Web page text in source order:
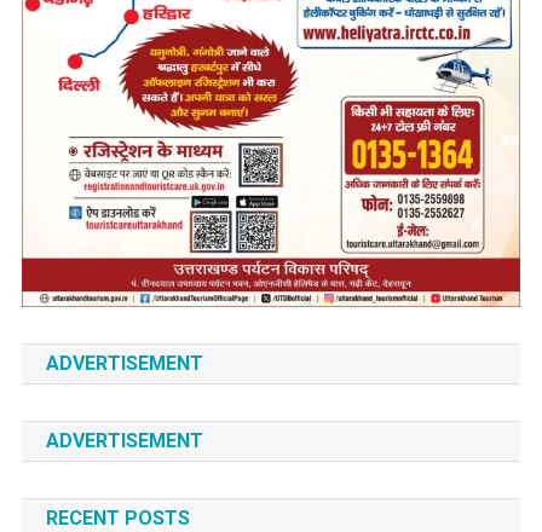
ADVERTISEMENT
ADVERTISEMENT
RECENT POSTS